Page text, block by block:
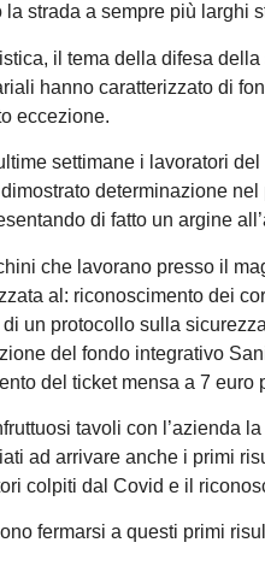
strada a sempre più larghi
il tema della difesa
hanno caratterizzato di
eccezione.
settimane i lavoratori
determinazione
di fatto un argine
che lavorano presso il
al: riconoscimento dei
un protocollo sulla
del fondo integrativo
del ticket mensa a 7
tavoli con l’azienda
ad arrivare anche i primi
colpiti dal Covid e il
fermarsi a questi primi